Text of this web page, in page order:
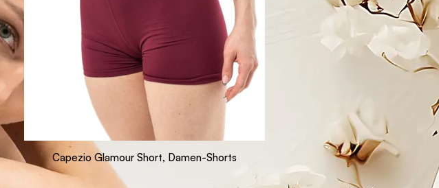
Capezio Glamour Short, Damen-Shorts